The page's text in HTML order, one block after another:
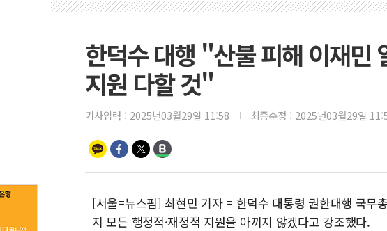
한덕수 대행 "산불 피해 이재민
지원 다할 것"
기사입력 : 2025년03월29일 11:58 최종수정 : 2025년03월29일
[서울=뉴스핌] 최현민 기자 = 한덕수 대통령 권한대행 국무
지 모든 행정적·재정적 지원을 아끼지 않겠다고 강조했다.